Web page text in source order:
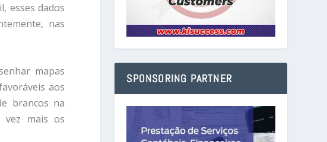
esses dados
nas
mapas
​​aos
brancos na
vez mais os
SPONSORING PARTNER